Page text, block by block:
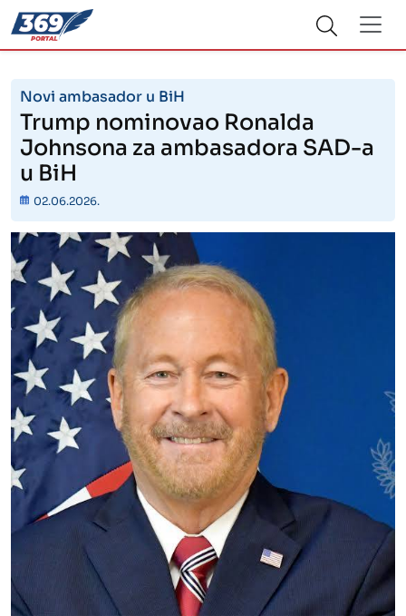
Novi ambasador u BiH
Trump nominovao Ronalda
Johnsona za ambasadora SAD-a
u BiH
02.06.2026.